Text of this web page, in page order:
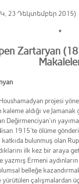
23 Դեկտեմբեր 2015)
*
Zartaryan
projesi
kaleme aldığı ve
Değirmenciyan’ın
1915’te ölüme
katkıda bulunmuş olan
ilk kez bir araya
yazmış Ermeni aydınların
belleğe
yürütülen çalışmalardan